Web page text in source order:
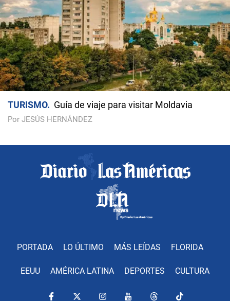
TURISMO Guía de viaje para visitar Moldavia
Por JESÚS HERNÁNDEZ
PORTADA LO ÚLTIMO MÁS LEÍDAS FLORIDA
EEUU AMÉRICA LATINA DEPORTES CULTURA